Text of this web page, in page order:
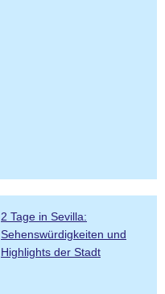
2 Tage in Sevilla:
Sehenswürdigkeiten und
Highlights der Stadt